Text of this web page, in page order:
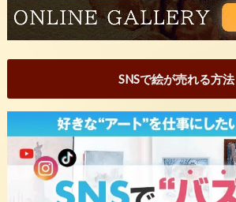
SNSで絵が売れる方法